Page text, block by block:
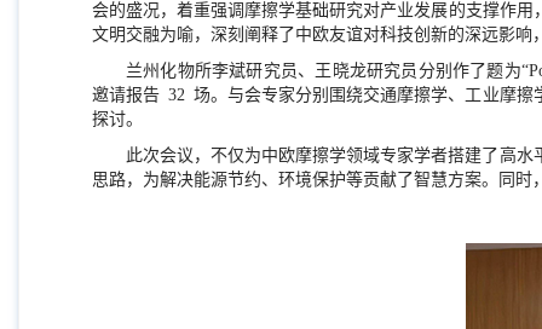
会的盛况，着重强调摩擦学基础研究对产业发展的支撑作
文明交融为喻，深刻阐释了中欧友谊对科技创新的深远影
兰州化物所李斌研究员、王晓龙研究员分别作了题为“
邀请报告32 场。与会专家分别围绕交通摩擦学、工业摩
探讨。
此次会议，不仅为中欧摩擦学领域专家学者搭建了高
思路，为解决能源节约、环境保护等贡献了智慧方案。同